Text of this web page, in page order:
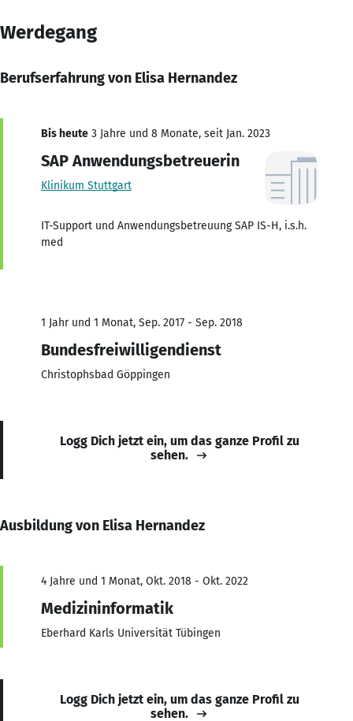
Werdegang
Berufserfahrung von Elisa Hernandez
Bis heute 3 Jahre und 8 Monate, seit Jan. 2023
SAP Anwendungsbetreuerin
Klinikum Stuttgart
IT-Support und Anwendungsbetreuung SAP IS-H, i.s.h.
med
1 Jahr und 1 Monat, Sep. 2017 - Sep. 2018
Bundesfreiwilligendienst
Christophsbad Göppingen
Logg Dich jetzt ein, um das ganze Profil zu
sehen.
Ausbildung von Elisa Hernandez
4 Jahre und 1 Monat, Okt. 2018 - Okt. 2022
Medizininformatik
Eberhard Karls Universität Tübingen
Logg Dich jetzt ein, um das ganze Profil zu
sehen.